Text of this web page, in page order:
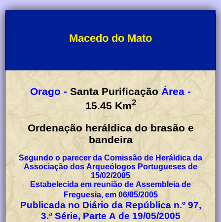
Macedo do Mato
Orago - Santa Purificação Área -
15.45 Km2
Ordenação heráldica do brasão e
bandeira
Segundo o parecer da Comissão de Heráldica da
Associação dos Arqueólogos Portugueses de
15/02/2005
Estabelecida em reunião de Assembleia de
Freguesia, em 06/05/2005
Publicada no Diário da República n.º 97,
3.ª Série, Parte A de 19/05/2005